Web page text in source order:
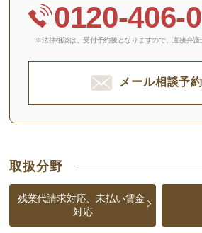
0120-406-
※法律相談は、受付予約後となりますので、 直接弁護
メール相談予
取扱分野
残業代請求対応、未払い賃金
対応